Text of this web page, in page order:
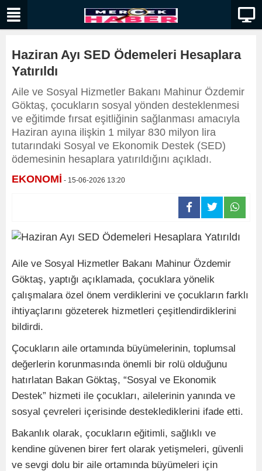
Haziran Ayı SED Ödemeleri Hesaplara
Yatırıldı
Aile ve Sosyal Hizmetler Bakanı Mahinur Özdemir
Göktaş, çocukların sosyal yönden desteklenmesi
ve eğitimde fırsat eşitliğinin sağlanması amacıyla
Haziran ayına ilişkin 1 milyar 830 milyon lira
tutarındaki Sosyal ve Ekonomik Destek (SED)
ödemesinin hesaplara yatırıldığını açıkladı.
EKONOMİ - 15-06-2026 13:20
Aile ve Sosyal Hizmetler Bakanı Mahinur Özdemir
Göktaş, yaptığı açıklamada, çocuklara yönelik
çalışmalara özel önem verdiklerini ve çocukların farklı
ihtiyaçlarını gözeterek hizmetleri çeşitlendirdiklerini
bildirdi.
Çocukların aile ortamında büyümelerinin, toplumsal
değerlerin korunmasında önemli bir rolü olduğunu
hatırlatan Bakan Göktaş, “Sosyal ve Ekonomik
Destek” hizmeti ile çocukları, ailelerinin yanında ve
sosyal çevreleri içerisinde desteklediklerini ifade etti.
Bakanlık olarak, çocukların eğitimli, sağlıklı ve
kendine güvenen birer fert olarak yetişmeleri, güvenli
ve sevgi dolu bir aile ortamında büyümeleri için